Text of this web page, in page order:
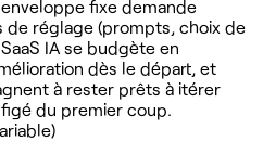
fixe demande
réglage (prompts, choix de
IA se budgète en
dès le départ, et
à rester prêts à itérer
du premier coup.